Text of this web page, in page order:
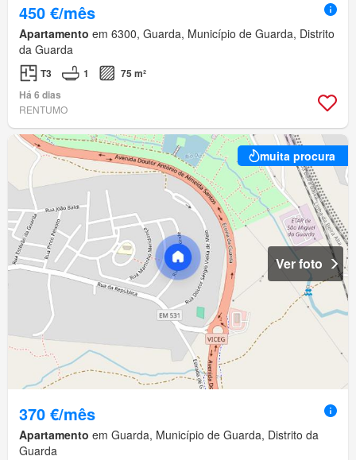
450 €/mês
Apartamento em 6300, Guarda, Município de Guarda, Distrito
da Guarda
T3 1
75 m²
Há 6 dias
RENTUMO
muita procura
Ver foto
370 €/mês
Apartamento em Guarda, Município de Guarda, Distrito da
Guarda